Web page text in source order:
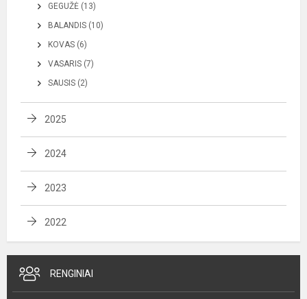
GEGUŽĖ (13)
BALANDIS (10)
KOVAS (6)
VASARIS (7)
SAUSIS (2)
2025
2024
2023
2022
RENGINIAI